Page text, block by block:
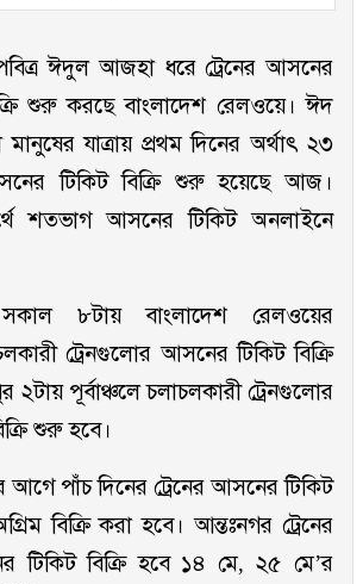
ঈদুল আজহা ধরে ট্রেনের আসনের
শুরু করছে বাংলাদেশ রেলওয়ে। ঈদ
যাত্রায় প্রথম দিনের অর্থাৎ ২৩
টিকিট বিক্রি শুরু হয়েছে আজ।
শতভাগ আসনের টিকিট অনলাইনে
৮টায় বাংলাদেশ রেলওয়ের
ট্রেনগুলোর আসনের টিকিট বিক্রি
পূর্বাঞ্চলে চলাচলকারী ট্রেনগুলোর
শুরু হবে।
আগে পাঁচ দিনের ট্রেনের আসনের টিকিট
বিক্রি করা হবে। আন্তঃনগর ট্রেনের
টিকিট বিক্রি হবে ১৪ মে, ২৫ মে’র